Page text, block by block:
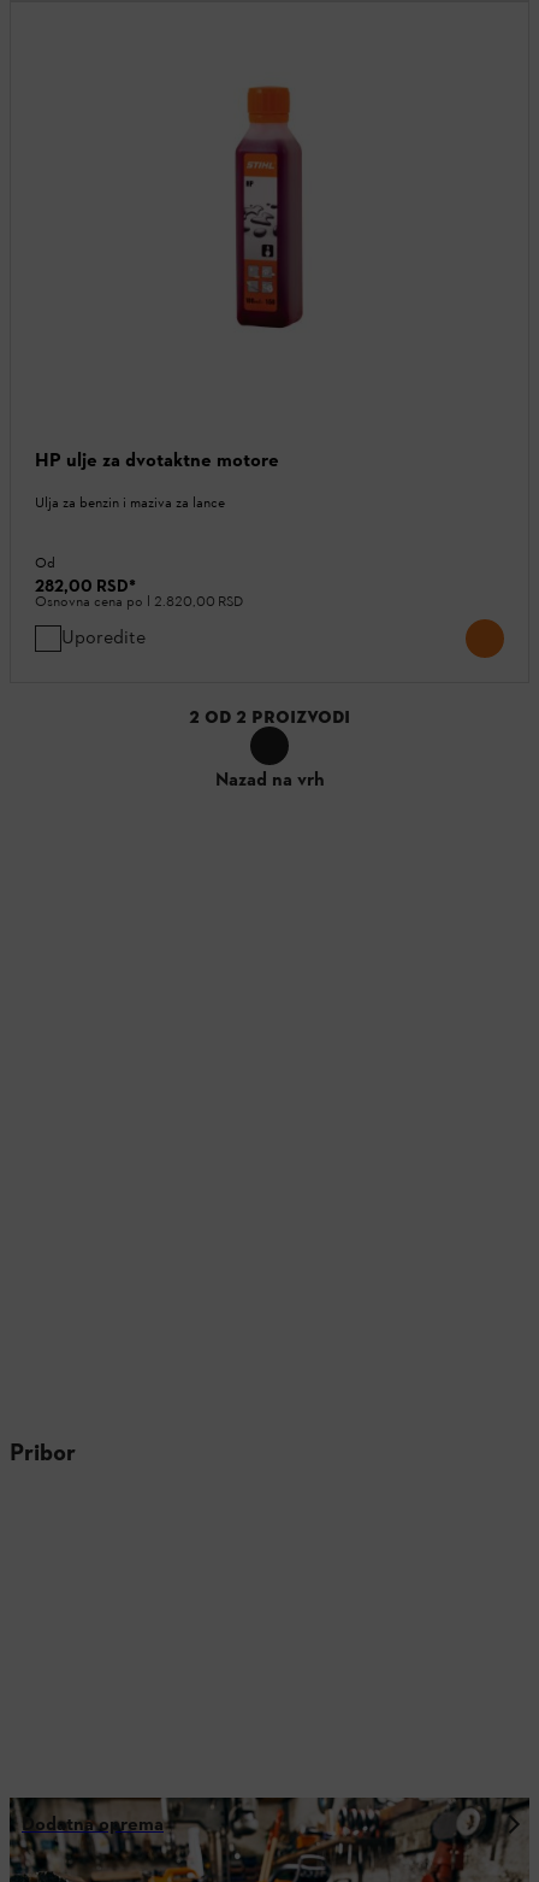
HP ulje za dvotaktne motore
Ulja za benzin i maziva za lance
Od
282,00 RSD*
Osnovna cena po l 2.820,00 RSD
Uporedite
2 OD 2 PROIZVODI
Nazad na vrh
Pribor
Dodatna oprema